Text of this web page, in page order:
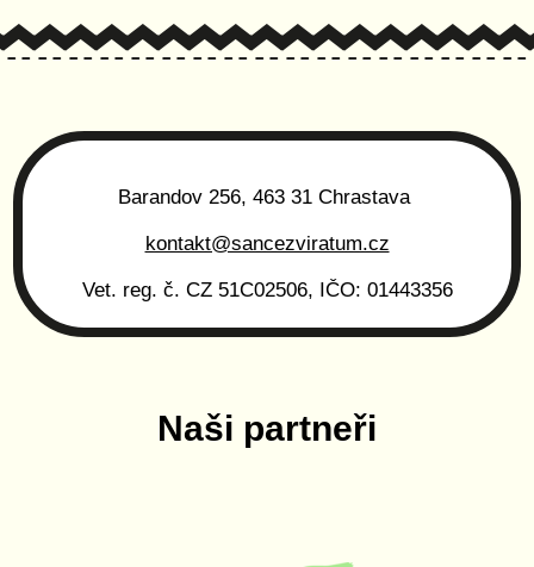
Barandov 256, 463 31 Chrastava
kontakt@sancezviratum.cz
Vet. reg. č. CZ 51C02506, IČO: 01443356
Naši partneři